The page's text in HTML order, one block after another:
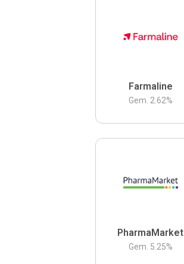
Farmaline
Gem. 2.62%
PharmaMarket
Gem. 5.25%